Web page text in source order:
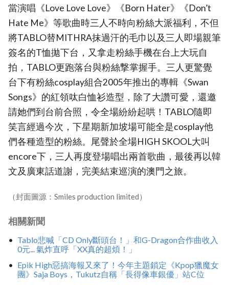
當演唱《Love Love Love》《Born Hater》《Don’t
Hate Me》等歌曲時三人不時向粉絲大派福利，不但
將TABLO替MITHRA抹過汗的毛巾以及三人即場親筆
簽名的T恤拋下台，又拿走粉絲手機在台上大玩自
拍，TABLO更跑落台與粉絲撃掌握手。三人更驚覺
台下有粉絲cosplay組合2005年推出的專輯《Swan
Songs》的紅領呔白恤衫造型，除了大讚可愛，還邀
請她們到台前合照，令全場紛紛起哄！TABLO隨即
笑言經過今次，下星期新加坡場可能全是cosplay他
們各種造型的粉絲。尾聲於全場HIGH SKOOL大叫
encore下，三人再度登場唱出兩首歌曲，最後再以韓
文及廣東話道謝，完美結束巡演的澳門之旅。
（封面圖源：Smiles production limited）
相關新聞
Tablo悲喊「CD Only斷頭台！」和G-Dragon合作曲收入
0元... 氣炸直呼「XX真的超煩！」
Epik High惡搞海報又來了！今年主題鎖定《Kpop獵魔女
團》Saja Boys，Tukutz自稱「長得像車銀優」站C位